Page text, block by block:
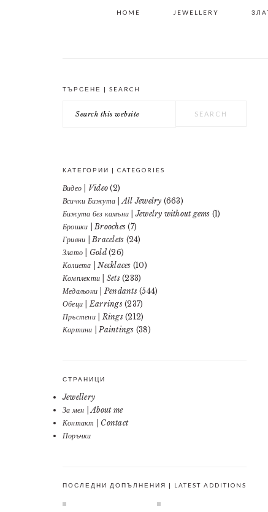
HOME JEWELLERY
PRIMARY
SIDEBAR
ТЪРСЕНЕ | SEARCH
this
КАТЕГОРИИ | CATEGORIES
Видео | Video (2)
Всички Бижута | All Jewelry (663)
Бижута без камъни | Jewelry without gems (1)
Брошки | Brooches (7)
Гривни | Bracelets (24)
Злато | Gold(26)
Колиета | Necklaces (10)
Комплекти | Sets(233)
Медальони | Pendants(544)
Обеци | Earrings(237)
Пръстени | Rings(212)
Картини | Paintings (38)
СТРАНИЦИ
Jewellery
За мен | About me
Контакт | Contact
Поръчки
ПОСЛЕДНИ ДОПЪЛНЕНИЯ | LATEST ADDITIONS